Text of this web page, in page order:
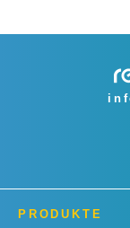
PRODUKTE